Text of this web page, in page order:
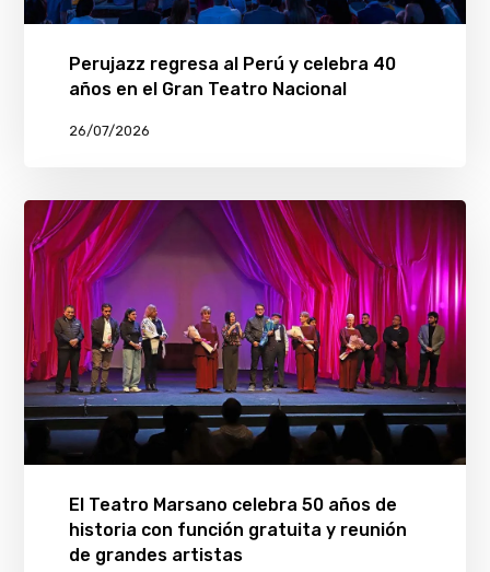
Perujazz regresa al Perú y celebra 40
años en el Gran Teatro Nacional
26/07/2026
El Teatro Marsano celebra 50 años de
historia con función gratuita y reunión
de grandes artistas